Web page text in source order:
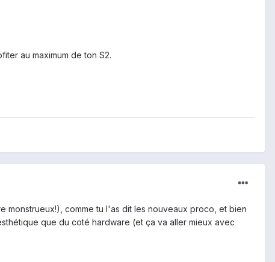
au maximum de ton S2.
monstrueux!), comme tu l'as dit les nouveaux proco, et bien
que du coté hardware (et ça va aller mieux avec